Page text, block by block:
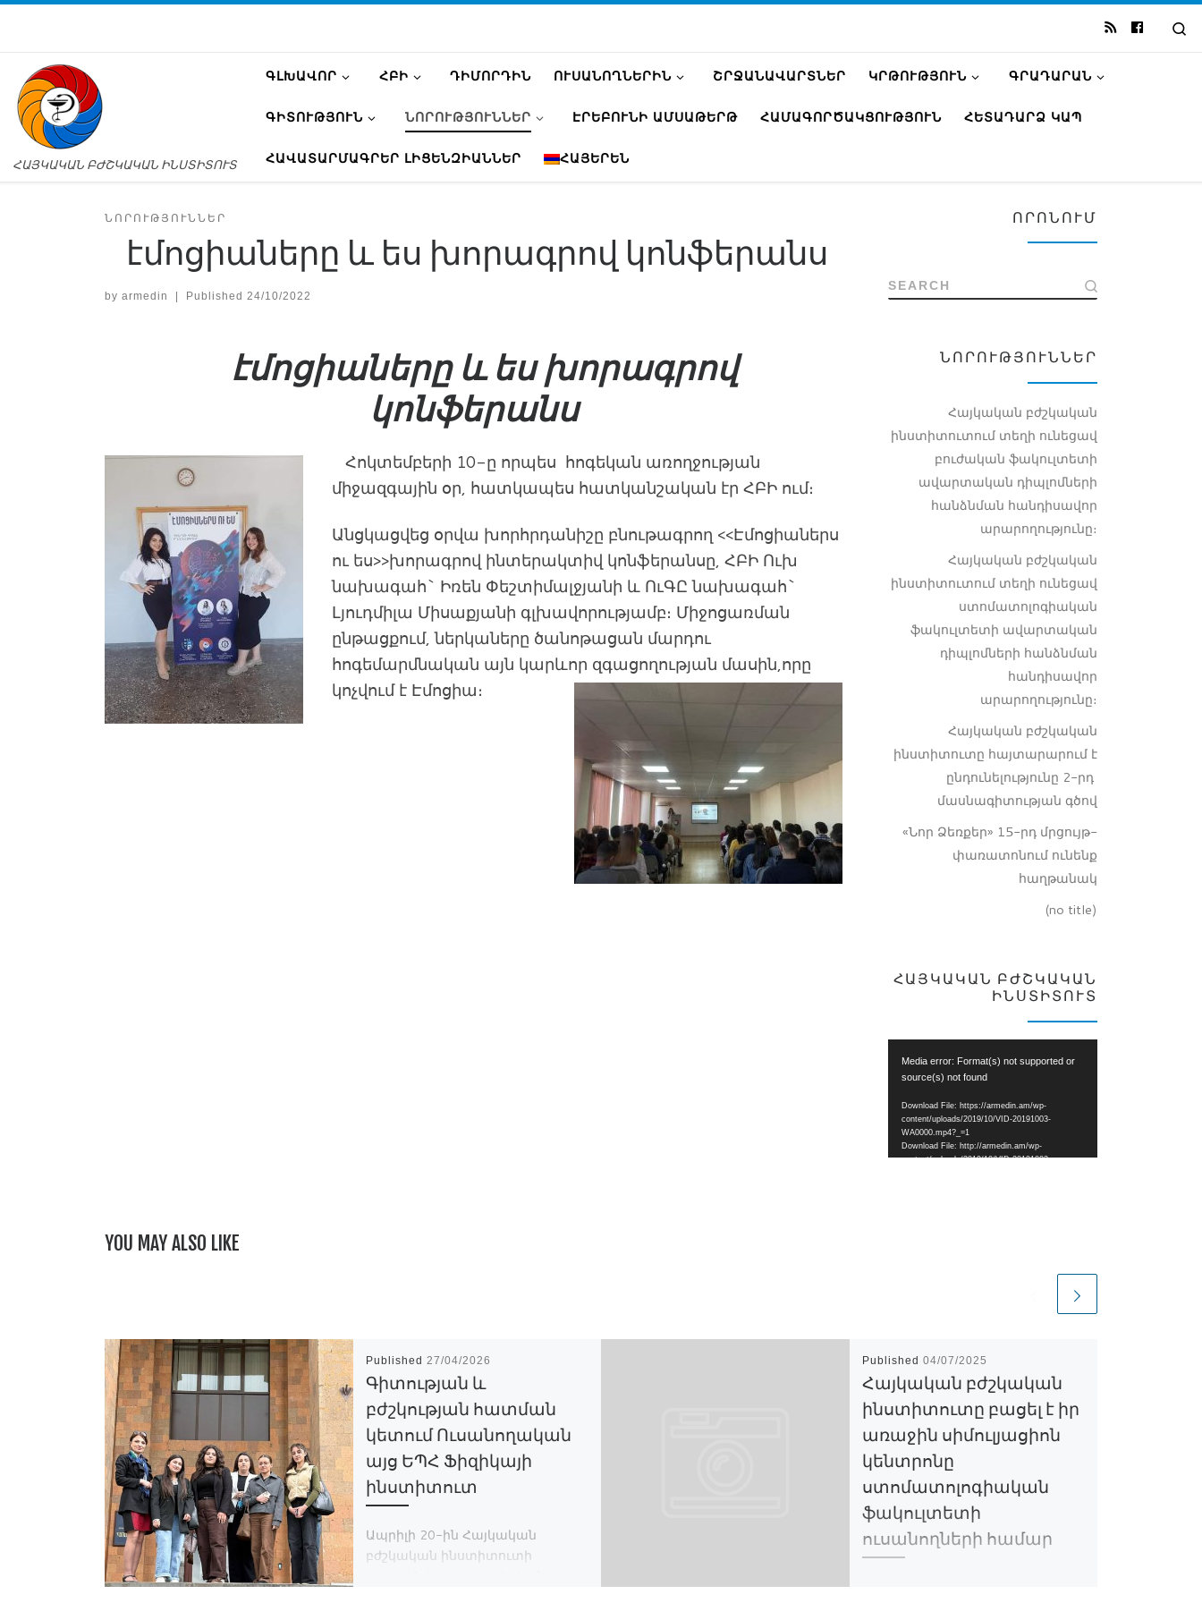
ՀԱՅԿԱԿԱՆ ԲԺՇԿԱԿԱՆ ԻՆՍՏԻՏՈՒՏ
ԳԼԽԱՎՈՐ ՀԲԻ ԴԻՄՈՐԴԻՆ ՈՒՍԱՆՈՂՆԵՐԻՆ ՇՐՋԱՆԱՎԱՐՏՆԵՐ ԿՐԹՈՒԹՅՈՒՆ ԳՐԱԴԱՐԱՆ
ԳԻՏՈՒԹՅՈՒՆ ՆՈՐՈՒԹՅՈՒՆՆԵՐ ԷՐԵԲՈՒՆԻ ԱՄՍԱԹԵՐԹ ՀԱՄԱԳՈՐԾԱԿՑՈՒԹՅՈՒՆ ՀԵՏԱԴԱՐՁ ԿԱՊ
ՀԱՎԱՏԱՐՄԱԳՐԵՐ ԼԻՑԵՆԶԻԱՆՆԵՐ ՀԱՅԵՐԵՆ
ՆՈՐՈՒԹՅՈՒՆՆԵՐ
էմոցիաները և ես խորագրով կոնֆերանս
by armedin Published 24/10/2022
էմոցիաները և ես խորագրով
կոնֆերանս
Հոկտեմբերի 10-ը որպես հոգեկան առողջության
միջազգային օր, հատկապես հատկանշական էր ՀԲԻ ում։
Անցկացվեց օրվա խորհրդանիշը բնութագրող <<Էմոցիաներս
ու ես>>խորագրով ինտերակտիվ կոնֆերանսը, ՀԲԻ Ուխ
նախագահ` Իռեն Փեշտիմալջյանի և ՈւԳԸ նախագահ`
Լյուդմիլա Միսաքյանի գլխավորությամբ։ Միջոցառման
ընթացքում, ներկաները ծանոթացան մարդու
հոգեմարմնական այն կարևոր զգացողության մասին,որը
կոչվում է Էմոցիա։
YOU MAY ALSO LIKE
Published 27/04/2026
Գիտության և
բժշկության հատման
կետում Ուսանողական
այց ԵՊՀ Ֆիզիկայի
ինստիտուտ
Ապրիլի 20-ին Հայկական
բժշկական ինստիտուտի
Published 04/07/2025
Հայկական բժշկական
ինստիտուտը բացել է իր
առաջին սիմուլյացիոն
կենտրոնը
ստոմատոլոգիական
ֆակուլտետի
ուսանողների համար
ՈՐՈՆՈՒՄ
SEARCH
ՆՈՐՈՒԹՅՈՒՆՆԵՐ
Հայկական բժշկական
ինստիտուտում տեղի ունեցավ
բուժական ֆակուլտետի
ավարտական դիպլոմների
հանձնման հանդիսավոր
արարողությունը։
Հայկական բժշկական
ինստիտուտում տեղի ունեցավ
ստոմատոլոգիական
ֆակուլտետի ավարտական
դիպլոմների հանձնման
հանդիսավոր
արարողությունը։
Հայկական բժշկական
ինստիտուտը հայտարարում է
ընդունելությունը 2-րդ
մասնագիտության գծով
«Նոր Ձեռքեր» 15-րդ մրցույթ-
փառատոնում ունենք
հաղթանակ
(no title)
ՀԱՅԿԱԿԱՆ ԲԺՇԿԱԿԱՆ
ԻՆՍՏԻՏՈՒՏ
Media error: Format(s) not supported or
source(s) not found
Download File: https://armedin.am/wp-
content/uploads/2019/10/VID-20191003-
WA0000.mp4?_=1
Download File: http://armedin.am/wp-
content/uploads/2019/10/VID-20191003-